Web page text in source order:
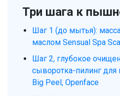
Три шага к
Шаг 1 (до мытья):
маслом Sensual Spa
Шаг 2, глубокое
сыворотка-пилинг
Big Peel, Openface